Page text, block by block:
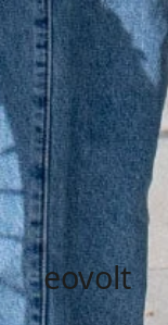
eovolt